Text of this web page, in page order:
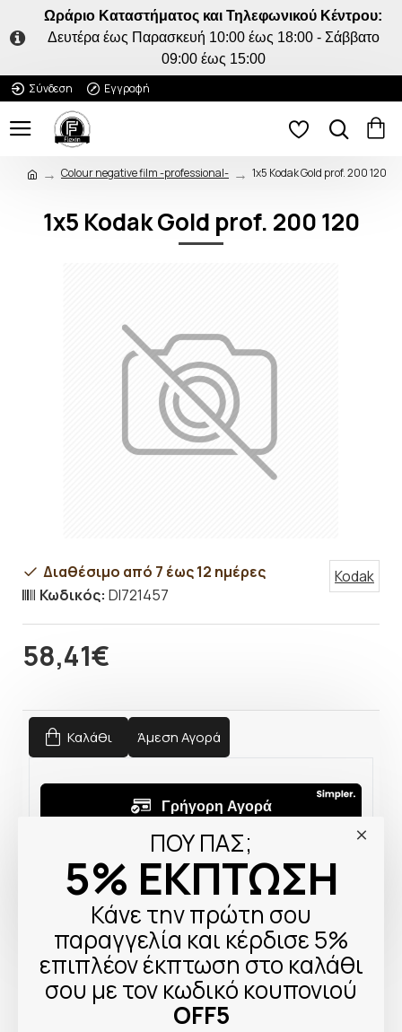
ΠΟΥ ΠΑΣ;
5% ΕΚΠΤΩΣΗ
Κάνε την πρώτη σου
παραγγελία και κέρδισε 5%
επιπλέον έκπτωση στο καλάθι
σου με τον κωδικό κουπονιού
OFF5
Ωράριο Καταστήματος και Τηλεφωνικού Κέντρου:
Δευτέρα έως Παρασκευή 10:00 έως 18:00 - Σάββατο
09:00 έως 15:00
Σύνδεση
Εγγραφή
Colour negative film -professional- 1x5 Kodak Gold prof. 200 120
1x5 Kodak Gold prof. 200 120
58,41€
Διαθέσιμο από 7 έως 12 ημέρες
Κωδικός: DI721457
Kodak
Καλάθι Άμεση Αγορά